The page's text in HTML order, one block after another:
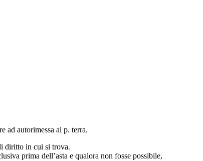
ad autorimessa al p. terra.
diritto in cui si trova.
prima dell’asta e qualora non fosse possibile,